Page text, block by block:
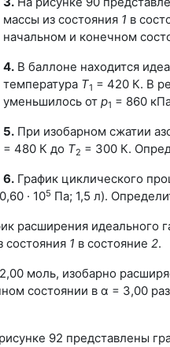
массы из состояния 1 в
начальном и конечном
4. В баллоне находится
температура Т1 = 420 К. В
уменьшилось от р1 = 860
5. При изобарном сжатии
= 480 К до Т2 = 300 К.
6. График циклического
· 105 Па; 1,5 л).
расширения идеального
состояния 1 в состояние 2.
моль, изобарно
состоянии в α = 3,00
92 представлены